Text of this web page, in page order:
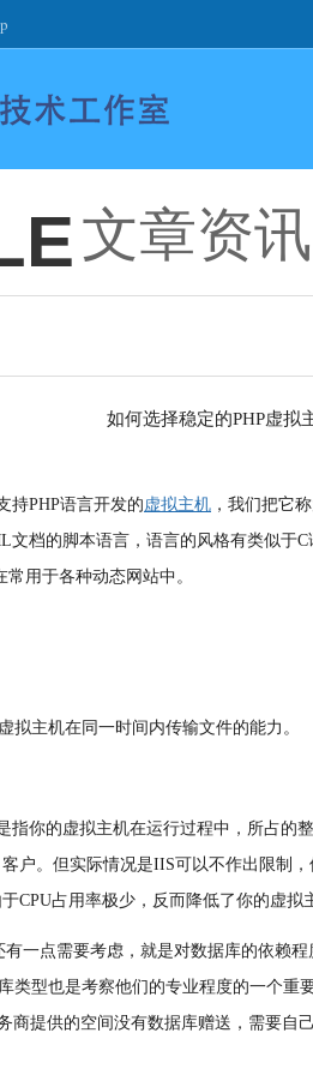
文章资讯
持PHP语言开发的 虚拟主机 ，我们把它
档的脚本语言，语言的风格有类似于
用于各种动态网站中。
拟主机在同一时间内传输文件的能力。
指你的虚拟主机在运行过程中，所占的
户。但实际情况是IIS可以不作出限制
CPU占用率极少，反而降低了你的虚拟
有一点需要考虑，就是对数据库的依赖
型也是考察他们的专业程度的一个重要
商提供的空间没有数据库赠送，需要